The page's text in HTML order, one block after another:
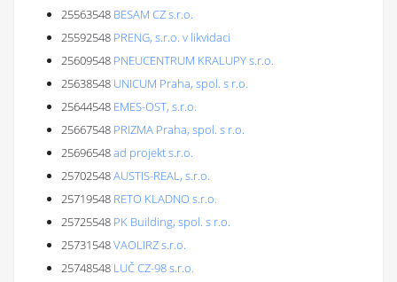
25563548 BESAM CZ s.r.o.
25592548 PRENG, s.r.o. v likvidaci
25609548 PNEUCENTRUM KRALUPY s.r.o.
25638548 UNICUM Praha, spol. s r.o.
25644548 EMES-OST, s.r.o.
25667548 PRIZMA Praha, spol. s r.o.
25696548ad projekt s.r.o.
25702548AUSTIS-REAL, s.r.o.
25719548 RETO KLADNO s.r.o.
25725548 PK Building, spol. s r.o.
25731548VAOLIRZ s.r.o.
25748548 LUČ CZ-98 s.r.o.